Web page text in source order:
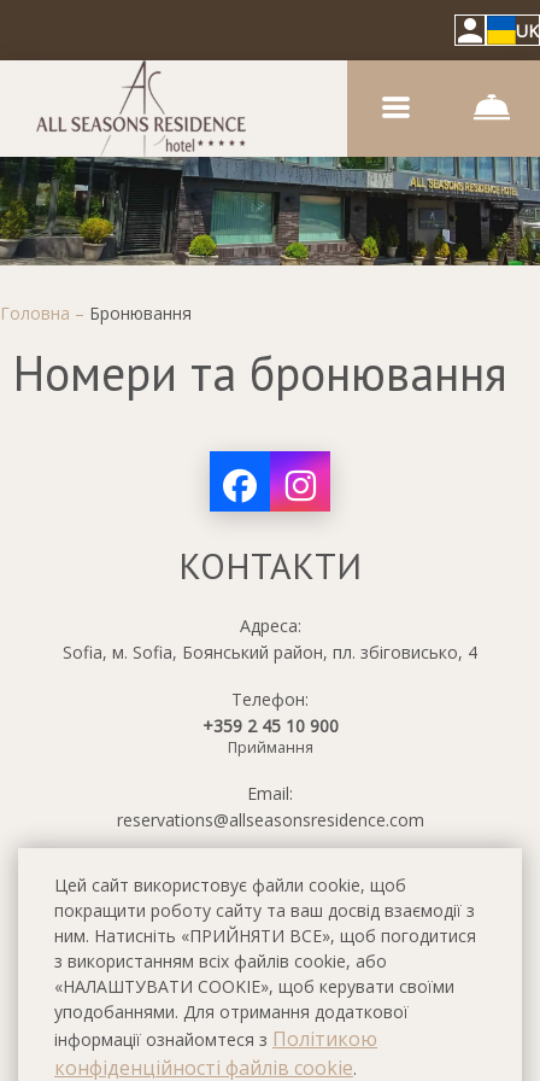
Цей сайт використовує файли cookie, щоб
покращити роботу сайту та ваш досвід взаємодії з
ним. Натисніть «ПРИЙНЯТИ ВСЕ», щоб погодитися
з використанням всіх файлів cookie, або
«НАЛАШТУВАТИ COOKIE», щоб керувати своїми
уподобаннями. Для отримання додаткової
інформації ознайомтеся з Політикою
конфіденційності файлів cookie.
UK
Головна – Бронювання
Номери та бронювання
КОНТАКТИ
Адреса:
Sofia, м. Sofia, Боянський район, пл. збіговисько, 4
Телефон:
+359 2 45 10 900
Приймання
Email:
reservations@allseasonsresidence.com